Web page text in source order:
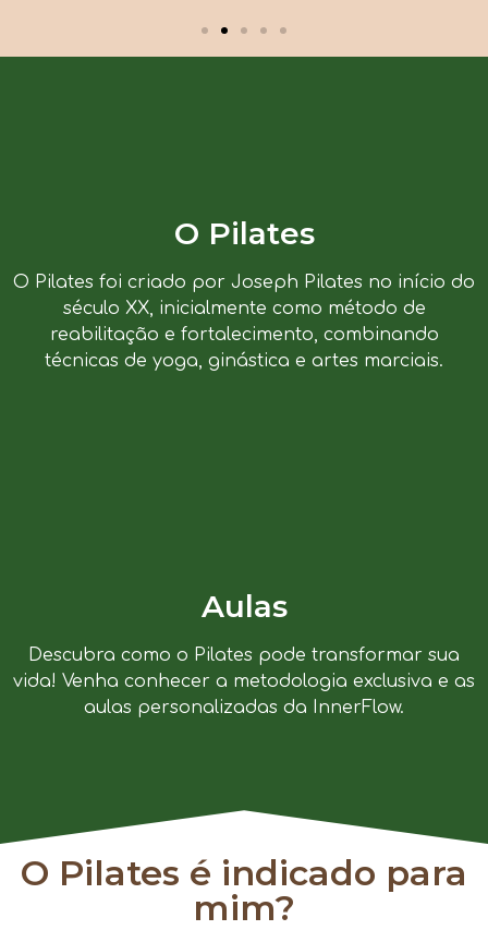
O Pilates
O Pilates foi criado por Joseph Pilates no início do
século XX, inicialmente como método de
reabilitação e fortalecimento, combinando
técnicas de yoga, ginástica e artes marciais.
Aulas
Descubra como o Pilates pode transformar sua
vida! Venha conhecer a metodologia exclusiva e as
aulas personalizadas da InnerFlow.
O Pilates é indicado para
mim?